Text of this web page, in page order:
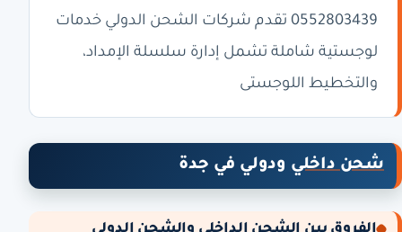
0552803439 تقدم شركات الشحن الدولي خدمات
لوجستية شاملة تشمل إدارة سلسلة الإمداد،
والتخطيط اللوجستى
شحن داخلي ودولي في جدة